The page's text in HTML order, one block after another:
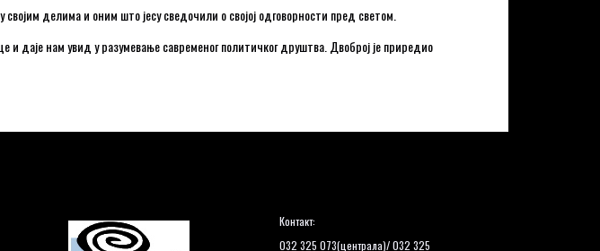
делима и оним што јесу сведочили о својој одговорности пред светом.
даје нам увид у разумевање савременог политичког друштва. Двоброј је приредио
Контакт:
032 325 073(централа)/ 032 325